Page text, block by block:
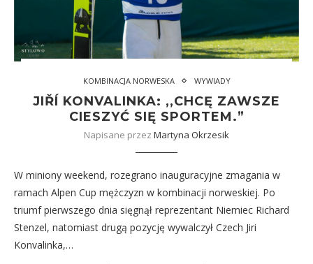
KOMBINACJA NORWESKA WYWIADY
JIŘÍ KONVALINKA: ,,CHCĘ ZAWSZE
CIESZYĆ SIĘ SPORTEM.”
Napisane przez Martyna Okrzesik
W miniony weekend, rozegrano inauguracyjne zmagania w
ramach Alpen Cup mężczyzn w kombinacji norweskiej. Po
triumf pierwszego dnia sięgnął reprezentant Niemiec Richard
Stenzel, natomiast drugą pozycję wywalczył Czech Jiri
Konvalinka,…